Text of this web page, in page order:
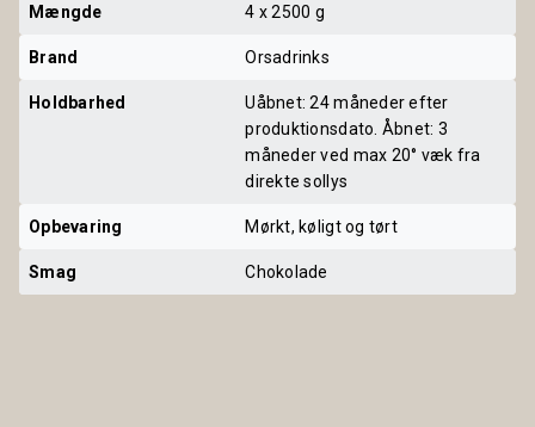
Mængde 4 x 2500 g
Brand Orsadrinks
Holdbarhed
Uåbnet: 24 måneder efter
produktionsdato. Åbnet: 3
måneder ved max 20° væk fra
direkte sollys
Opbevaring Mørkt, køligt og tørt
Smag Chokolade